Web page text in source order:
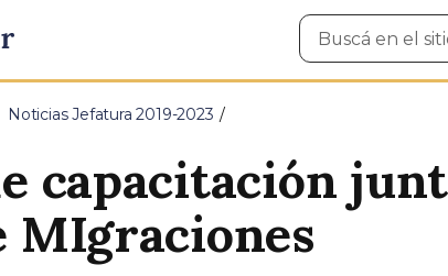
Buscar
en
Noticias Jefatura 2019-2023
capacitación
MIgraciones